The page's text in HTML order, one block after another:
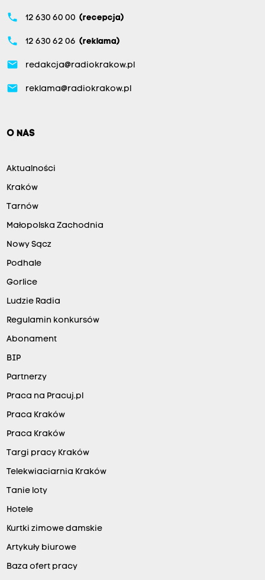
phone 12 630 60 00 (recepcja)
phone 12 630 62 06 (reklama)
email redakcja@radiokrakow.pl
email reklama@radiokrakow.pl
O NAS
Aktualności
Kraków
Tarnów
Małopolska Zachodnia
Nowy Sącz
Podhale
Gorlice
Ludzie Radia
Regulamin konkursów
Abonament
BIP
Partnerzy
Praca na Pracuj.pl
Praca Kraków
Praca Kraków
Targi pracy Kraków
Telekwiaciarnia Kraków
Tanie loty
Hotele
Kurtki zimowe damskie
Artykuły biurowe
Baza ofert pracy